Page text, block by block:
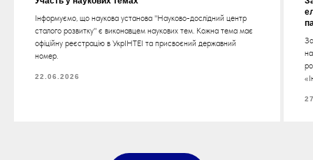
Інформуємо, що наукова установа "Науково-дослідний центр
сталого розвитку" є виконавцем наукових тем. Кожна тема має
офіційну реєстрацію в УкрІНТЕІ та присвоєний державний
номер.
22.06.2026